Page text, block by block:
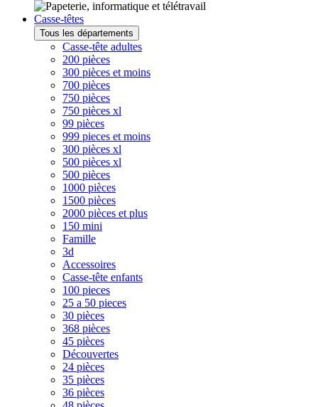
Casse-têtes
Tous les départements
Casse-tête adultes
200 pièces
300 pièces et moins
700 pièces
750 pièces
750 pièces xl
99 pièces
999 pieces et moins
300 pièces xl
500 pièces xl
500 pièces
1000 pièces
1500 pièces
2000 pièces et plus
150 mini
Famille
3d
Accessoires
Casse-tête enfants
100 pieces
25 a 50 pieces
30 pièces
368 pièces
45 pièces
Découvertes
24 pièces
35 pièces
36 pièces